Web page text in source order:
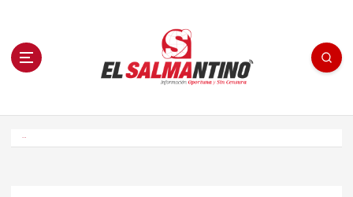
n El Salmantino - medios/noticias/editorial